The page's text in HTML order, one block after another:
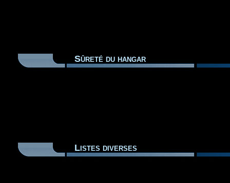
Sûreté du hangar
Listes diverses